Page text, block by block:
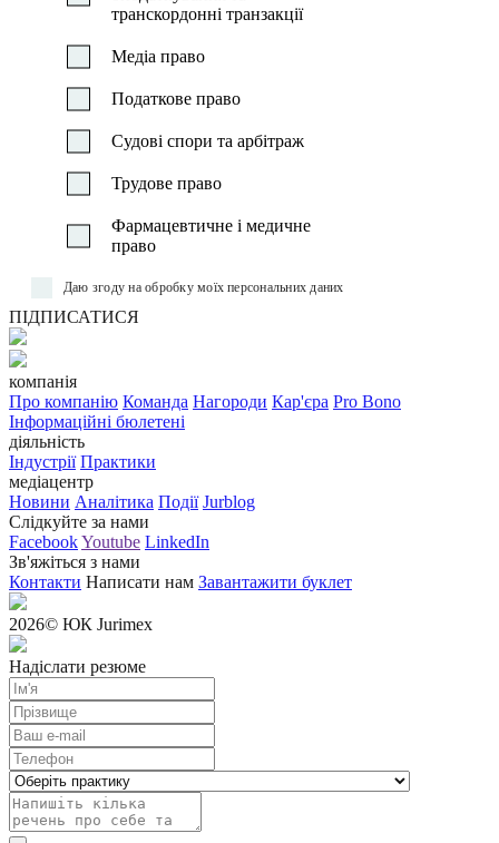
транскордонні транзакції
Медіа право
Податкове право
Судові спори та арбітраж
Трудове право
Фармацевтичне і медичне
право
Даю згоду на обробку моїх персональних даних
ПІДПИСАТИСЯ
компанія
Про компанію Команда Нагороди Кар'єра Pro Bono
Інформаційні бюлетені
діяльність
Індустрії Практики
медіацентр
Новини Аналітика Події Jurblog
Слідкуйте за нами
FacebookYoutube LinkedIn
Зв'яжіться з нами
Контакти Написати нам Завантажити буклет
2026© ЮК Jurimex
Надіслати резюме